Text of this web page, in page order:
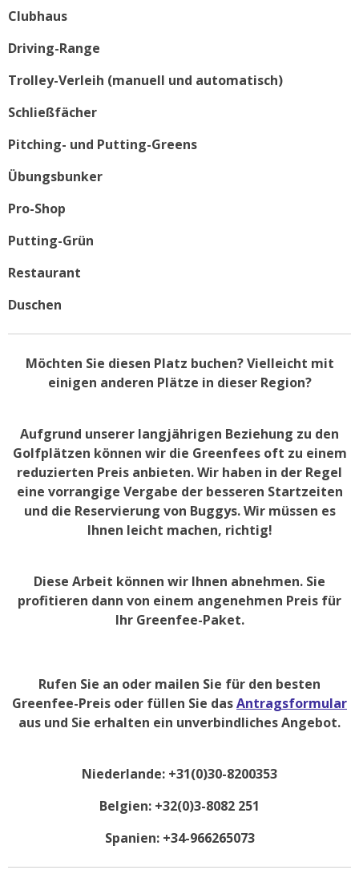
Clubhaus
Driving-Range
Trolley-Verleih (manuell und automatisch)
Schließfächer
Pitching- und Putting-Greens
Übungsbunker
Pro-Shop
Putting-Grün
Restaurant
Duschen
Möchten Sie diesen Platz buchen? Vielleicht mit
einigen anderen Plätze in dieser Region?
Aufgrund unserer langjährigen Beziehung zu den
Golfplätzen können wir die Greenfees oft zu einem
reduzierten Preis anbieten. Wir haben in der Regel
eine vorrangige Vergabe der besseren Startzeiten
und die Reservierung von Buggys. Wir müssen es
Ihnen leicht machen, richtig!
Diese Arbeit können wir Ihnen abnehmen. Sie
profitieren dann von einem angenehmen Preis für
Ihr Greenfee-Paket.
Rufen Sie an oder mailen Sie für den besten
Greenfee-Preis oder füllen Sie dasAntragsformular
aus und Sie erhalten ein unverbindliches Angebot.
Niederlande: +31(0)30-8200353
Belgien: +32(0)3-8082 251
Spanien: +34-966265073